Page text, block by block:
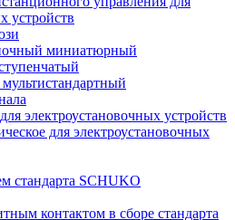
устройств
миниатюрный
электроустановочных устройств
для электроустановочных
стандарта SCHUKO
контактом в сборе стандарта